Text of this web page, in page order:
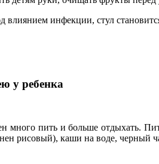
влиянием инфекции, стул
у ребенка
много пить и больше отдыхать.
рисовый), каши на воде, черный